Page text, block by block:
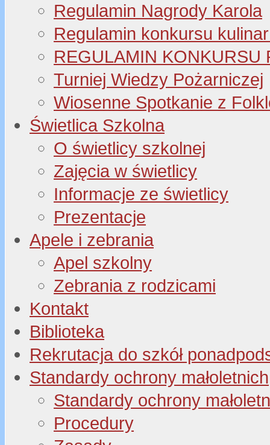
Regulamin Nagrody Karola
Regulamin konkursu
REGULAMIN KONKURSU
Turniej Wiedzy Pożarniczej
Wiosenne Spotkanie z
Świetlica Szkolna
O świetlicy szkolnej
Zajęcia w świetlicy
Informacje ze świetlicy
Prezentacje
Apele i zebrania
Apel szkolny
Zebrania z rodzicami
Kontakt
Biblioteka
Rekrutacja do szkół
Standardy ochrony małoletnich
Standardy ochrony
Procedury